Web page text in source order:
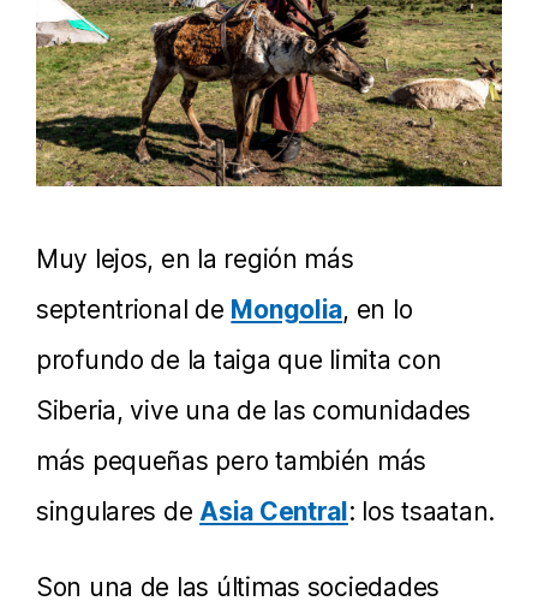
Muy lejos, en la región más
septentrional de Mongolia, en lo
profundo de la taiga que limita con
Siberia, vive una de las comunidades
más pequeñas pero también más
singulares deAsia Central: los tsaatan.
Son una de las últimas sociedades